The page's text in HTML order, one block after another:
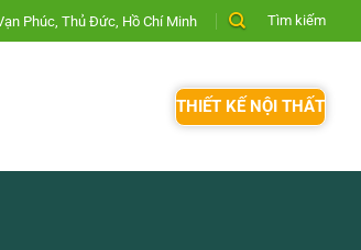
Phúc, Thủ Đức, Hồ Chí Minh Tìm kiếm
THIẾT KẾ NỘI THẤT